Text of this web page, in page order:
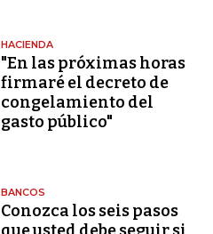
HACIENDA
"En las próximas horas
firmaré el decreto de
congelamiento del
gasto público"
BANCOS
Conozca los seis pasos
que usted debe seguir si